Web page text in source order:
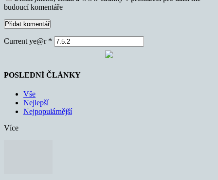
budoucí komentáře
Current ye@r *
POSLEDNÍ ČLÁNKY
Vše
Nejlepší
Nejpopulárnější
Více